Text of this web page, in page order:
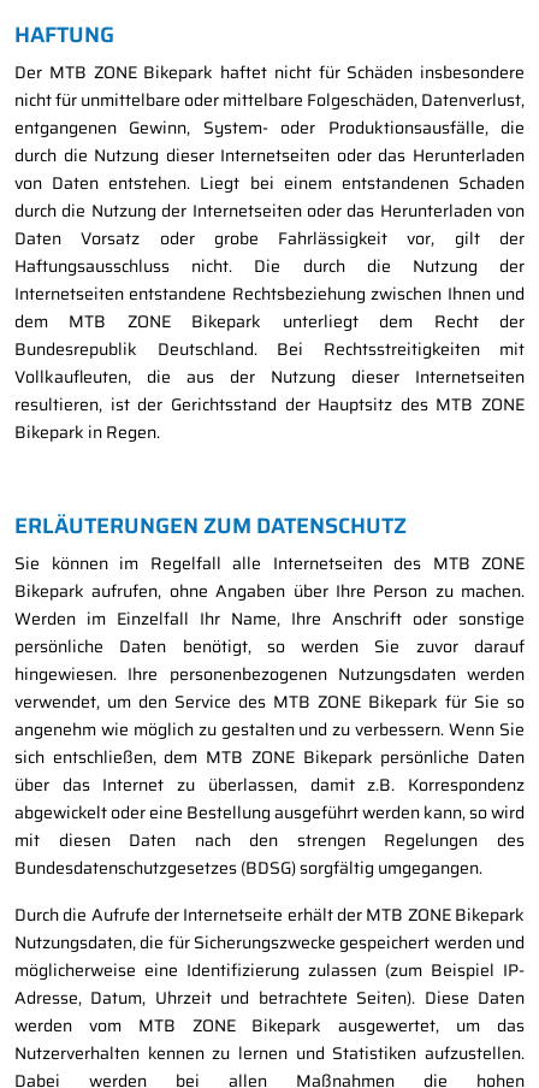
HAFTUNG
Der MTB ZONE Bikepark haftet nicht für Schäden insbesondere
nicht für unmittelbare oder mittelbare Folgeschäden, Datenverlust,
entgangenen Gewinn, System- oder Produktionsausfälle, die
durch die Nutzung dieser Internetseiten oder das Herunterladen
von Daten entstehen. Liegt bei einem entstandenen Schaden
durch die Nutzung der Internetseiten oder das Herunterladen von
Daten Vorsatz oder grobe Fahrlässigkeit vor, gilt der
Haftungsausschluss nicht. Die durch die Nutzung der
Internetseiten entstandene Rechtsbeziehung zwischen Ihnen und
dem MTB ZONE Bikepark unterliegt dem Recht der
Bundesrepublik Deutschland. Bei Rechtsstreitigkeiten mit
Vollkaufleuten, die aus der Nutzung dieser Internetseiten
resultieren, ist der Gerichtsstand der Hauptsitz des MTB ZONE
Bikepark in Regen.
ERLÄUTERUNGEN ZUM DATENSCHUTZ
Sie können im Regelfall alle Internetseiten des MTB ZONE
Bikepark aufrufen, ohne Angaben über Ihre Person zu machen.
Werden im Einzelfall Ihr Name, Ihre Anschrift oder sonstige
persönliche Daten benötigt, so werden Sie zuvor darauf
hingewiesen. Ihre personenbezogenen Nutzungsdaten werden
verwendet, um den Service des MTB ZONE Bikepark für Sie so
angenehm wie möglich zu gestalten und zu verbessern. Wenn Sie
sich entschließen, dem MTB ZONE Bikepark persönliche Daten
über das Internet zu überlassen, damit z.B. Korrespondenz
abgewickelt oder eine Bestellung ausgeführt werden kann, so wird
mit diesen Daten nach den strengen Regelungen des
Bundesdatenschutzgesetzes (BDSG) sorgfältig umgegangen.
Durch die Aufrufe der Internetseite erhält der MTB ZONE Bikepark
Nutzungsdaten, die für Sicherungszwecke gespeichert werden und
möglicherweise eine Identifizierung zulassen (zum Beispiel IP-
Adresse, Datum, Uhrzeit und betrachtete Seiten). Diese Daten
werden vom MTB ZONE Bikepark ausgewertet, um das
Nutzerverhalten kennen zu lernen und Statistiken aufzustellen.
Dabei werden bei allen Maßnahmen die hohen